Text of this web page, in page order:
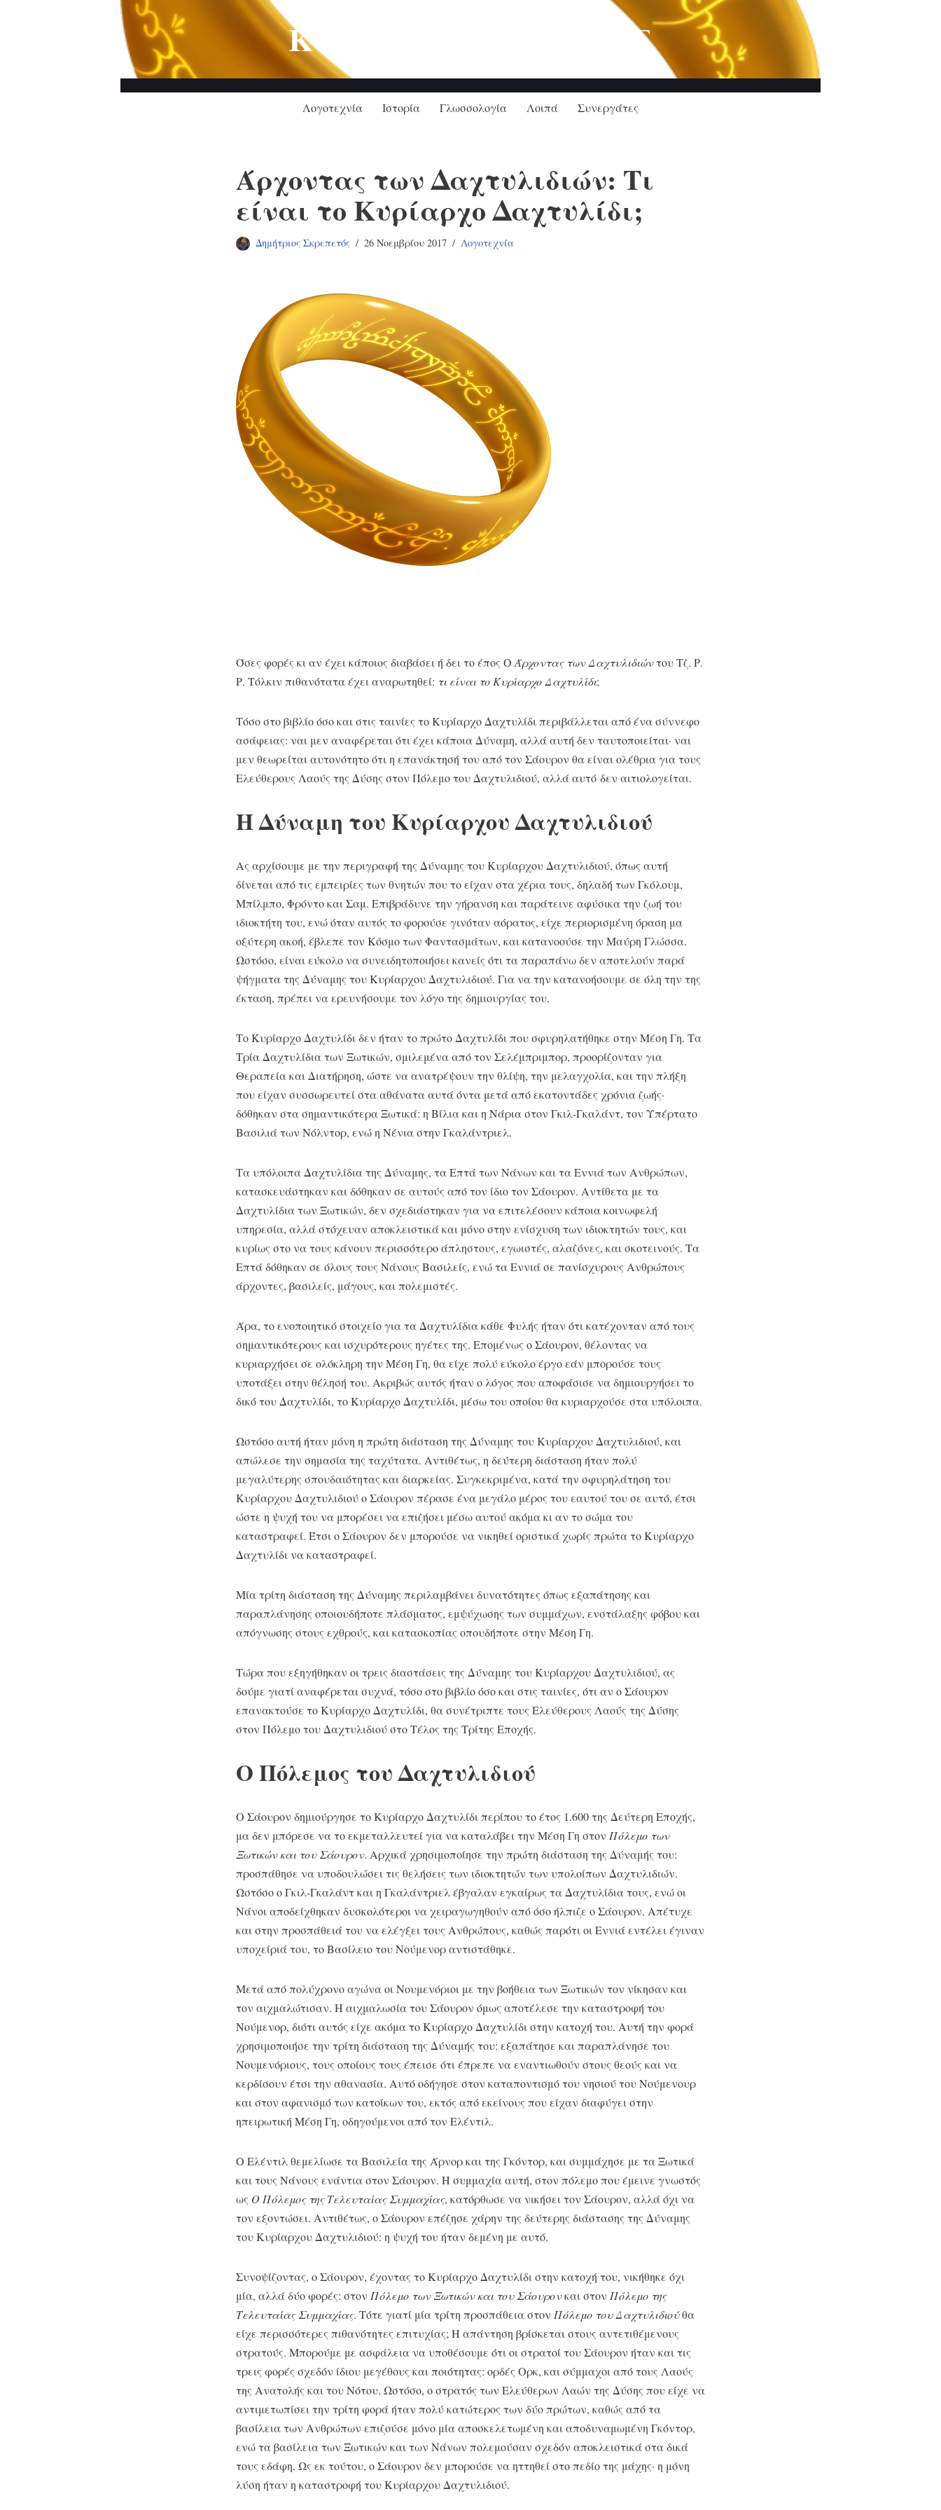
ΚΟΙΛΑΔΑ ΤΗΣ ΓΝΩΣΗΣ
Λογοτεχνία Ιστορία Γλωσσολογία Λοιπά Συνεργάτες
Άρχοντας των Δαχτυλιδιών: Τι
είναι το Κυρίαρχο Δαχτυλίδι;
Δημήτριος Σκρεπετός 26 Νοεμβρίου 2017 Λογοτεχνία
Όσες φορές κι αν έχει κάποιος διαβάσει ή δει το έπος Ο Άρχοντας των Δαχτυλιδιώντου Τζ. Ρ.
Ρ. Τόλκιν πιθανότατα έχει αναρωτηθεί: τι είναι το Κυρίαρχο Δαχτυλίδι;
Τόσο στο βιβλίο όσο και στις ταινίες το Κυρίαρχο Δαχτυλίδι περιβάλλεται από ένα σύννεφο
ασάφειας: ναι μεν αναφέρεται ότι έχει κάποια Δύναμη, αλλά αυτή δεν ταυτοποιείται· ναι
μεν θεωρείται αυτονότητο ότι η επανάκτησή του από τον Σάουρον θα είναι ολέθρια για τους
Ελεύθερους Λαούς της Δύσης στον Πόλεμο του Δαχτυλιδιού, αλλά αυτό δεν αιτιολογείται.
Η Δύναμη του Κυρίαρχου Δαχτυλιδιού
Ας αρχίσουμε με την περιγραφή της Δύναμης του Κυρίαρχου Δαχτυλιδιού, όπως αυτή
δίνεται από τις εμπειρίες των θνητών που το είχαν στα χέρια τους, δηλαδή των Γκόλουμ,
Μπίλμπο, Φρόντο και Σαμ. Επιβράδυνε την γήρανση και παράτεινε αφύσικα την ζωή του
ιδιοκτήτη του, ενώ όταν αυτός το φορούσε γινόταν αόρατος, είχε περιορισμένη όραση μα
οξύτερη ακοή, έβλεπε τον Κόσμο των Φαντασμάτων, και κατανοούσε την Μαύρη Γλώσσα.
Ωστόσο, είναι εύκολο να συνειδητοποιήσει κανείς ότι τα παραπάνω δεν αποτελούν παρά
ψήγματα της Δύναμης του Κυρίαρχου Δαχτυλιδιού. Για να την κατανοήσουμε σε όλη την της
έκταση, πρέπει να ερευνήσουμε τον λόγο της δημιουργίας του.
Το Κυρίαρχο Δαχτυλίδι δεν ήταν το πρώτο Δαχτυλίδι που σφυρηλατήθηκε στην Μέση Γη. Tα
Τρία Δαχτυλίδια των Ξωτικών, σμιλεμένα από τον Σελέμπριμπορ, προορίζονταν για
Θεραπεία και Διατήρηση, ώστε να ανατρέψουν την θλίψη, την μελαγχολία, και την πλήξη
που είχαν συσσωρευτεί στα αθάνατα αυτά όντα μετά από εκατοντάδες χρόνια ζωής·
δόθηκαν στα σημαντικότερα Ξωτικά: η Βίλια και η Νάρια στον Γκιλ-Γκαλάντ, τον Υπέρτατο
Βασιλιά των Νόλντορ, ενώ η Νένια στην Γκαλάντριελ.
Τα υπόλοιπα Δαχτυλίδια της Δύναμης, τα Επτά των Νάνων και τα Εννιά των Ανθρώπων,
κατασκευάστηκαν και δόθηκαν σε αυτούς από τον ίδιο τον Σάουρον. Αντίθετα με τα
Δαχτυλίδια των Ξωτικών, δεν σχεδιάστηκαν για να επιτελέσουν κάποια κοινωφελή
υπηρεσία, αλλά στόχευαν αποκλειστικά και μόνο στην ενίσχυση των ιδιοκτητών τους, και
κυρίως στο να τους κάνουν περισσότερο άπληστους, εγωιστές, αλαζόνες, και σκοτεινούς. Τα
Επτά δόθηκαν σε όλους τους Νάνους Βασιλείς, ενώ τα Εννιά σε πανίσχυρους Ανθρώπους
άρχοντες, βασιλείς, μάγους, και πολεμιστές.
Άρα, το ενοποιητικό στοιχείο για τα Δαχτυλίδια κάθε Φυλής ήταν ότι κατέχονταν από τους
σημαντικότερους και ισχυρότερους ηγέτες της. Επομένως ο Σάουρον, θέλοντας να
κυριαρχήσει σε ολόκληρη την Μέση Γη, θα είχε πολύ εύκολο έργο εάν μπορούσε τους
υποτάξει στην θέλησή του. Ακριβώς αυτός ήταν ο λόγος που αποφάσισε να δημιουργήσει το
δικό του Δαχτυλίδι, το Κυρίαρχο Δαχτυλίδι, μέσω του οποίου θα κυριαρχούσε στα υπόλοιπα.
Ωστόσο αυτή ήταν μόνη η πρώτη διάσταση της Δύναμης του Κυρίαρχου Δαχτυλιδιού, και
απώλεσε την σημασία της ταχύτατα. Αντιθέτως, η δεύτερη διάσταση ήταν πολύ
μεγαλύτερης σπουδαιότητας και διαρκείας. Συγκεκριμένα, κατά την σφυρηλάτηση του
Κυρίαρχου Δαχτυλιδιού ο Σάουρον πέρασε ένα μεγάλο μέρος του εαυτού του σε αυτό, έτσι
ώστε η ψυχή του να μπορέσει να επιζήσει μέσω αυτού ακόμα κι αν το σώμα του
καταστραφεί. Έτσι ο Σάουρον δεν μπορούσε να νικηθεί οριστικά χωρίς πρώτα το Κυρίαρχο
Δαχτυλίδι να καταστραφεί.
Μία τρίτη διάσταση της Δύναμης περιλαμβάνει δυνατότητες όπως εξαπάτησης και
παραπλάνησης οποιουδήποτε πλάσματος, εμψύχωσης των συμμάχων, ενστάλαξης φόβου και
απόγνωσης στους εχθρούς, και κατασκοπίας οπουδήποτε στην Μέση Γη.
Τώρα που εξηγήθηκαν οι τρεις διαστάσεις της Δύναμης του Κυρίαρχου Δαχτυλιδιού, ας
δούμε γιατί αναφέρεται συχνά, τόσο στο βιβλίο όσο και στις ταινίες, ότι αν ο Σάουρον
επανακτούσε το Κυρίαρχο Δαχτυλίδι, θα συνέτριπτε τους Ελεύθερους Λαούς της Δύσης
στον Πόλεμο του Δαχτυλιδιού στο Τέλος της Τρίτης Εποχής.
Ο Πόλεμος του Δαχτυλιδιού
Ο Σάουρον δημιούργησε το Κυρίαρχο Δαχτυλίδι περίπου το έτος 1.600 της Δεύτερη Εποχής,
μα δεν μπόρεσε να το εκμεταλλευτεί για να καταλάβει την Μέση Γη στον Πόλεμο των
Ξωτικών και του Σάουρον. Αρχικά χρησιμοποίησε την πρώτη διάσταση της Δύναμής του:
προσπάθησε να υποδουλώσει τις θελήσεις των ιδιοκτητών των υπολοίπων Δαχτυλιδιών.
Ωστόσο ο Γκιλ-Γκαλάντ και η Γκαλάντριελ έβγαλαν εγκαίρως τα Δαχτυλίδια τους, ενώ οι
Νάνοι αποδείχθηκαν δυσκολότεροι να χειραγωγηθούν από όσο ήλπιζε ο Σάουρον. Απέτυχε
και στην προσπάθειά του να ελέγξει τους Ανθρώπους, καθώς παρότι οι Εννιά εντέλει έγιναν
υποχείριά του, το Βασίλειο του Νούμενορ αντιστάθηκε.
Μετά από πολύχρονο αγώνα οι Νουμενόριοι με την βοήθεια των Ξωτικών τον νίκησαν και
τον αιχμαλώτισαν. Η αιχμαλωσία του Σάουρον όμως αποτέλεσε την καταστροφή του
Νούμενορ, διότι αυτός είχε ακόμα το Κυρίαρχο Δαχτυλίδι στην κατοχή του. Αυτή την φορά
χρησιμοποιήσε την τρίτη διάσταση της Δύναμής του: εξαπάτησε και παραπλάνησε του
Νουμενόριους, τους οποίους τους έπεισε ότι έπρεπε να εναντιωθούν στους θεούς και να
κερδίσουν έτσι την αθανασία. Αυτό οδήγησε στον καταποντισμό του νησιού του Νούμενουρ
και στον αφανισμό των κατοίκων του, εκτός από εκείνους που είχαν διαφύγει στην
ηπειρωτική Μέση Γη, οδηγούμενοι από τον Ελέντιλ.
Ο Ελέντιλ θεμελίωσε τα Βασιλεία της Άρνορ και της Γκόντορ, και συμμάχησε με τα Ξωτικά
και τους Νάνους ενάντια στον Σάουρον. Η συμμαχία αυτή, στον πόλεμο που έμεινε γνωστός
ως Ο Πόλεμος της Τελευταίας Συμμαχίας, κατόρθωσε να νικήσει τον Σάουρον, αλλά όχι να
τον εξοντώσει. Αντιθέτως, ο Σάουρον επέζησε χάρην της δεύτερης διάστασης της Δύναμης
του Κυρίαρχου Δαχτυλιδιού: η ψυχή του ήταν δεμένη με αυτό.
Συνοψίζοντας, ο Σάουρον, έχοντας το Κυρίαρχο Δαχτυλίδι στην κατοχή του, νικήθηκε όχι
μία, αλλά δύο φορές: στον Πόλεμο των Ξωτικών και του Σάουρονκαι στον Πόλεμο της
Τελευταίας Συμμαχίας. Τότε γιατί μία τρίτη προσπάθεια στον Πόλεμο του Δαχτυλιδιούθα
είχε περισσότερες πιθανότητες επιτυχίας; Η απάντηση βρίσκεται στους αντετιθέμενους
στρατούς. Μπορούμε με ασφάλεια να υποθέσουμε ότι οι στρατοί του Σάουρον ήταν και τις
τρεις φορές σχεδόν ίδιου μεγέθους και ποιότητας: ορδές Ορκ, και σύμμαχοι από τους Λαούς
της Ανατολής και του Νότου. Ωστόσο, ο στρατός των Ελεύθερων Λαών της Δύσης που είχε να
αντιμετωπίσει την τρίτη φορά ήταν πολύ κατώτερος των δύο πρώτων, καθώς από τα
βασίλεια των Ανθρώπων επιζούσε μόνο μία αποσκελετωμένη και αποδυναμωμένη Γκόντορ,
ενώ τα βασίλεια των Ξωτικών και των Νάνων πολεμούσαν σχεδόν αποκλειστικά στα δικά
τους εδάφη. Ως εκ τούτου, ο Σάουρον δεν μπορούσε να ηττηθεί στο πεδίο της μάχης· η μόνη
λύση ήταν η καταστροφή του Κυρίαρχου Δαχτυλιδιού.